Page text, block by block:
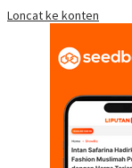
Loncat ke konten